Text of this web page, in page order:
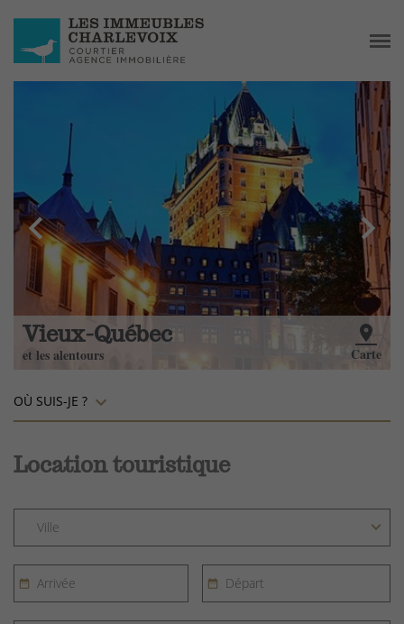
chevron_left
Vieux-Québec
et les alentours
place
Carte
chevron_right
OÙ SUIS-JE ?
Location touristique